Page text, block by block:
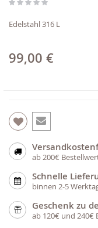
springen
Edelstahl 316 L
99,00 €
ab 200€
Schnelle
binnen 2-5
Geschenk zu
ab 120€ und 240€